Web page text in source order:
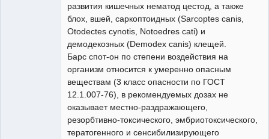
развития кишечных нематод цестод, а также
блох, вшей, саркоптоидных (Sarcoptes canis,
Otodectes cynotis, Notoedres cati) и
демодекозных (Demodex canis) клещей.
Барс спот-он по степени воздействия на
организм относится к умеренно опасным
веществам (3 класс опасности по ГОСТ
12.1.007-76), в рекомендуемых дозах не
оказывает местно-раздражающего,
резорбтивно-токсического, эмбриотоксического,
тератогенного и сенсибилизирующего